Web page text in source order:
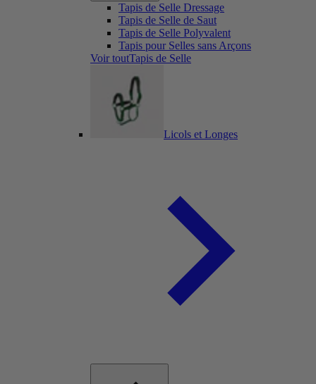
Tapis de Selle Dressage
Tapis de Selle de Saut
Tapis de Selle Polyvalent
Tapis pour Selles sans Arçons
Voir toutTapis de Selle
Licols et Longes